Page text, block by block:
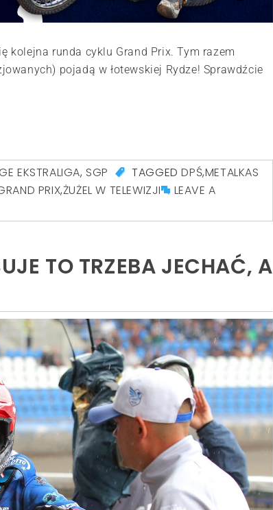
kolejna runda cyklu Grand Prix. Tym razem
pojadą w łotewskiej Rydze! Sprawdźcie
EKSTRALIGA, SGP TAGGEDDPŚ,METALKAS
PRIX,ŻUŻEL W TELEWIZJI
LEAVE A
TO TRZEBA JECHAĆ, A